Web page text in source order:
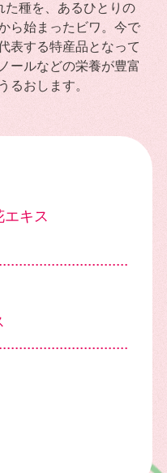
た種を、あるひとりの
ら始まったビワ。今で
表する特産品となって
ールなどの栄養が豊富
るおします。
キス